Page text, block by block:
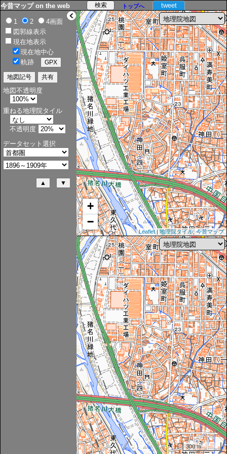
> tweet
今昔マップ on the web トップへ
+
−
Leaflet|地理院タイル,今昔マップ
300 m
1 2
4画面
図郭線表示
現在地表示
現在地中心
軌跡
地図不透明度
重ねる地理院タイル
不透明度
データセット選択